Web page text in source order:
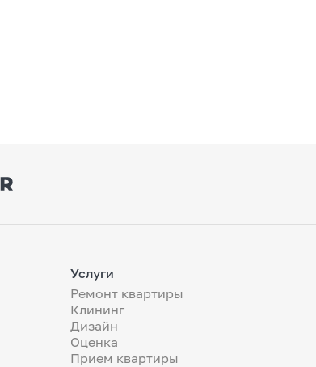
Услуги
Ремонт квартиры
Клининг
Дизайн
Оценка
Прием квартиры